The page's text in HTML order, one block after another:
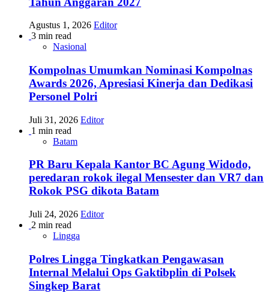
Agustus 1, 2026 Editor
3 min read
Nasional
Kompolnas Umumkan Nominasi Kompolnas
Awards 2026, Apresiasi Kinerja dan Dedikasi
Personel Polri
Juli 31, 2026 Editor
1 min read
Batam
PR Baru Kepala Kantor BC Agung Widodo,
peredaran rokok ilegal Mensester dan VR7 dan
Rokok PSG dikota Batam
Juli 24, 2026 Editor
2 min read
Lingga
Polres Lingga Tingkatkan Pengawasan
Internal Melalui Ops Gaktibplin di Polsek
Singkep Barat